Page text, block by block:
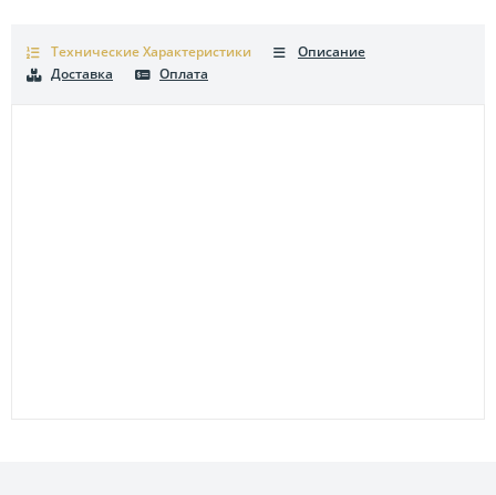
Технические Характеристики
Описание
Доставка
Оплата